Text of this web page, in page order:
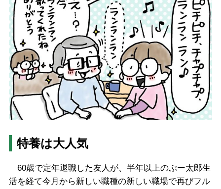
特養は大人気
60歳で定年退職した友人が、半年以上のぷー太郎生
活を経て今月から新しい職種の新しい職場で再びフル